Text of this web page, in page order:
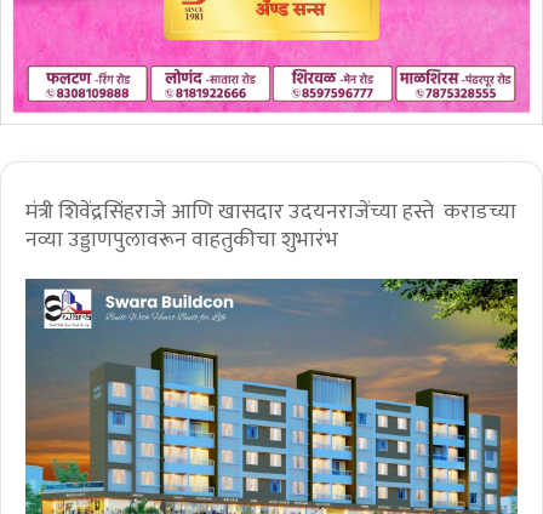
मंत्री शिवेंद्रसिंहराजे आणि खासदार उदयनराजेंच्या हस्ते कराडच्या
नव्या उड्डाणपुलावरून वाहतुकीचा शुभारंभ